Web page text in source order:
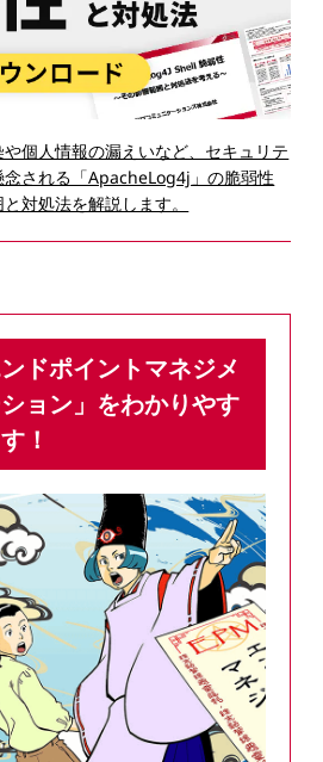
個人情報の漏えいなど、セキュリテ
念される「ApacheLog4j」の脆弱性
対処法を解説します。
ドポイントマネジメ
ョン」をわかりやす
！